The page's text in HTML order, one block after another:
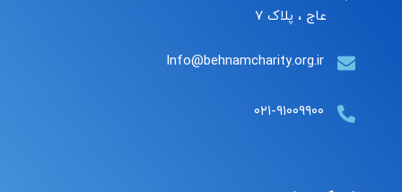
عاج ، پلاک ۷
Info@behnamcharity.org.ir
۰۲۱-۹۱۰۰۹۹۰۰